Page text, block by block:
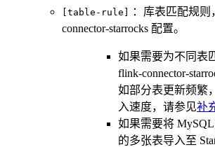
[table-rule]
：库表匹配规
connector-starrocks 配置。
如果需要为不同表
flink-connector-
如部分表更新频繁
入速度，请参见补
如果需要将
的多张表导入至